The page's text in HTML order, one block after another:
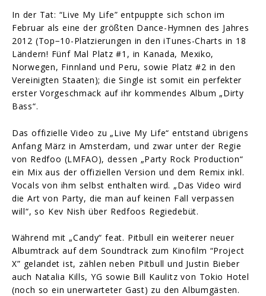
In der Tat: “Live My Life” entpuppte sich schon im
Februar als eine der größten Dance-Hymnen des Jahres
2012 (Top−10-Platzierungen in den iTunes-Charts in 18
Ländern! Fünf Mal Platz #1, in Kanada, Mexiko,
Norwegen, Finnland und Peru, sowie Platz #2 in den
Vereinigten Staaten); die Single ist somit ein perfekter
erster Vorgeschmack auf ihr kommendes Album „Dirty
Bass“.
Das offizielle Video zu „Live My Life“ entstand übrigens
Anfang März in Amsterdam, und zwar unter der Regie
von Redfoo (LMFAO), dessen „Party Rock Production“
ein Mix aus der offiziellen Version und dem Remix inkl.
Vocals von ihm selbst enthalten wird. „Das Video wird
die Art von Party, die man auf keinen Fall verpassen
will“, so Kev Nish über Redfoos Regiedebüt.
Während mit „Candy“ feat. Pitbull ein weiterer neuer
Albumtrack auf dem Soundtrack zum Kinofilm “Project
X” gelandet ist, zählen neben Pitbull und Justin Bieber
auch Natalia Kills, YG sowie Bill Kaulitz von Tokio Hotel
(noch so ein unerwarteter Gast) zu den Albumgästen.